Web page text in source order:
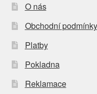
O nás
Obchodní podmínky
Platby
Pokladna
Reklamace